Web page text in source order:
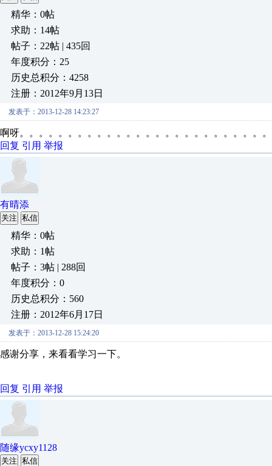
精华：0帖
求助：14帖
帖子：22帖 | 435回
年度积分：25
历史总积分：4258
注册：2012年9月13日
发表于：2013-12-28 14:23:27
啊呀。。。。。。。。。。。。。。。。。。。。。。。。。
回复 引用 举报
有晴添
关注 私信
精华：0帖
求助：1帖
帖子：3帖 | 288回
年度积分：0
历史总积分：560
注册：2012年6月17日
发表于：2013-12-28 15:24:20
感谢分享，来看看学习一下。
回复 引用 举报
随缘ycxy1128
关注 私信